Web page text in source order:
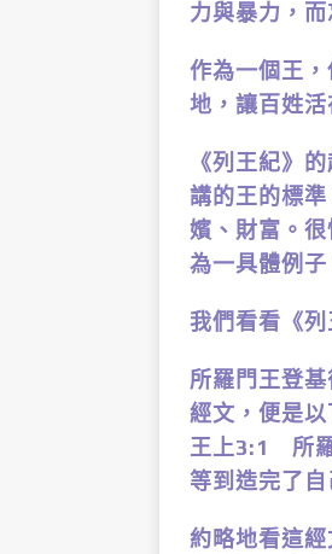
力與暴力，而
作為一個王
地，讓百姓活
《列王紀》
講的王的標
嬪、財富。
為一具體例
我們看看《
所羅門王登
經文，便是以
王上3:1 所羅
等到造完了
約略地看這